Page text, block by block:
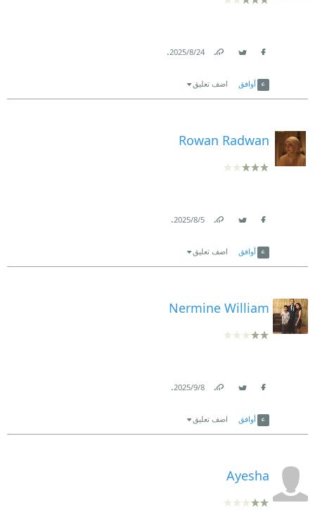
24‏/8‏/2025
.
أوافق اضف تعليق
Rowan Radwan
5‏/8‏/2025
.
أوافق اضف تعليق
Nermine William
8‏/9‏/2025
.
أوافق اضف تعليق
Ayesha